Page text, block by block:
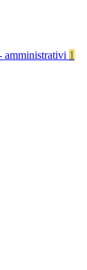
amministrativi 1